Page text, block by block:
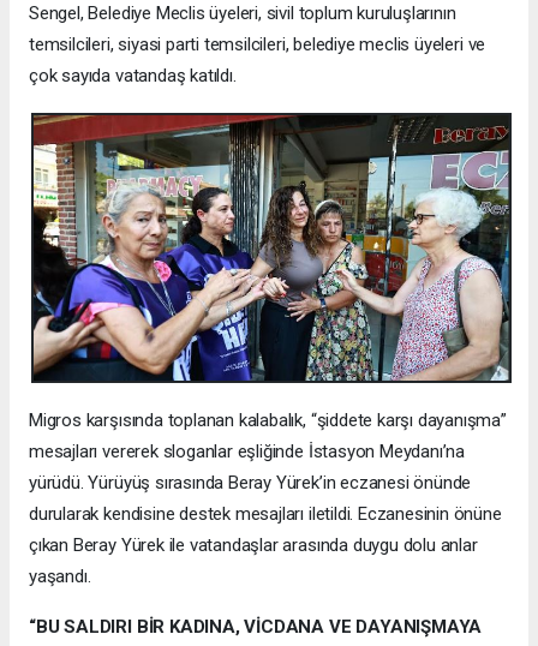
Sengel, Belediye Meclis üyeleri, sivil toplum kuruluşlarının
temsilcileri, siyasi parti temsilcileri, belediye meclis üyeleri ve
çok sayıda vatandaş katıldı.
Migros karşısında toplanan kalabalık, “şiddete karşı dayanışma”
mesajları vererek sloganlar eşliğinde İstasyon Meydanı’na
yürüdü. Yürüyüş sırasında Beray Yürek’in eczanesi önünde
durularak kendisine destek mesajları iletildi. Eczanesinin önüne
çıkan Beray Yürek ile vatandaşlar arasında duygu dolu anlar
yaşandı.
“BU SALDIRI BİR KADINA, VİCDANA VE DAYANIŞMAYA